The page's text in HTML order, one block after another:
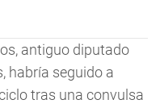
antiguo diputado
habría seguido a
tras una convulsa